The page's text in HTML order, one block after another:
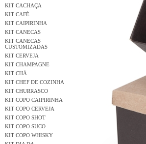
KIT CACHAÇA
KIT CAFÉ
KIT CAIPIRINHA
KIT CANECAS
KIT CANECAS
CUSTOMIZADAS
KIT CERVEJA
KIT CHAMPAGNE
KIT CHÁ
KIT CHEF DE COZINHA
KIT CHURRASCO
KIT COPO CAIPIRINHA
KIT COPO CERVEJA
KIT COPO SHOT
KIT COPO SUCO
KIT COPO WHISKY